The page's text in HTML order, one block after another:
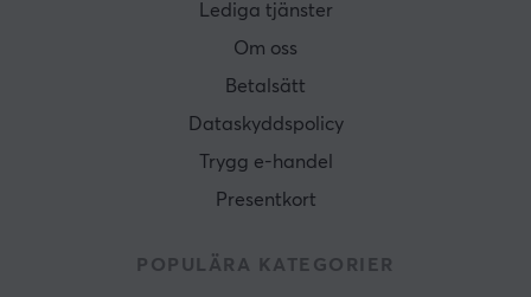
Lediga tjänster
Om oss
Betalsätt
Dataskyddspolicy
Trygg e-handel
Presentkort
POPULÄRA KATEGORIER